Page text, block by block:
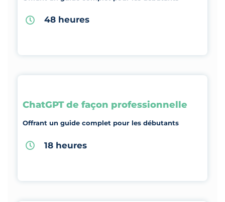
48 heures
ChatGPT de façon professionnelle
Offrant un guide complet pour les débutants
18 heures